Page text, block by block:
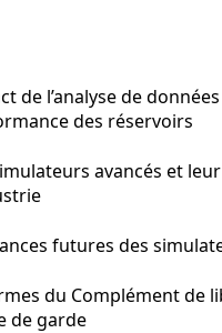
de l’analyse de
des réservoirs
avancés et
futures des
du Complément de
de garde